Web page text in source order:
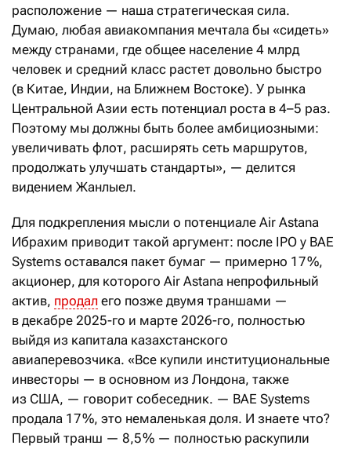
расположение — наша стратегическая сила.
Думаю, любая авиакомпания мечтала бы «сидеть»
между странами, где общее население 4 млрд
человек и средний класс растет довольно быстро
(в Китае, Индии, на Ближнем Востоке). У рынка
Центральной Азии есть потенциал роста в 4–5 раз.
Поэтому мы должны быть более амбициозными:
увеличивать флот, расширять сеть маршрутов,
продолжать улучшать стандарты», — делится
видением Жанлыел.
Для подкрепления мысли о потенциале Air Astana
Ибрахим приводит такой аргумент: после IPO у BAE
Systems оставался пакет бумаг — примерно 17 %,
акционер, для которого Air Astana непрофильный
актив, продал его позже двумя траншами —
в декабре 2025-го и марте 2026-го, полностью
выйдя из капитала казахстанского
авиаперевозчика. «Все купили институциональные
инвесторы — в основном из Лондона, также
из США, — говорит собеседник. — BAE Systems
продала 17 %, это немаленькая доля. И знаете что?
Первый транш — 8,5 % — полностью раскупили